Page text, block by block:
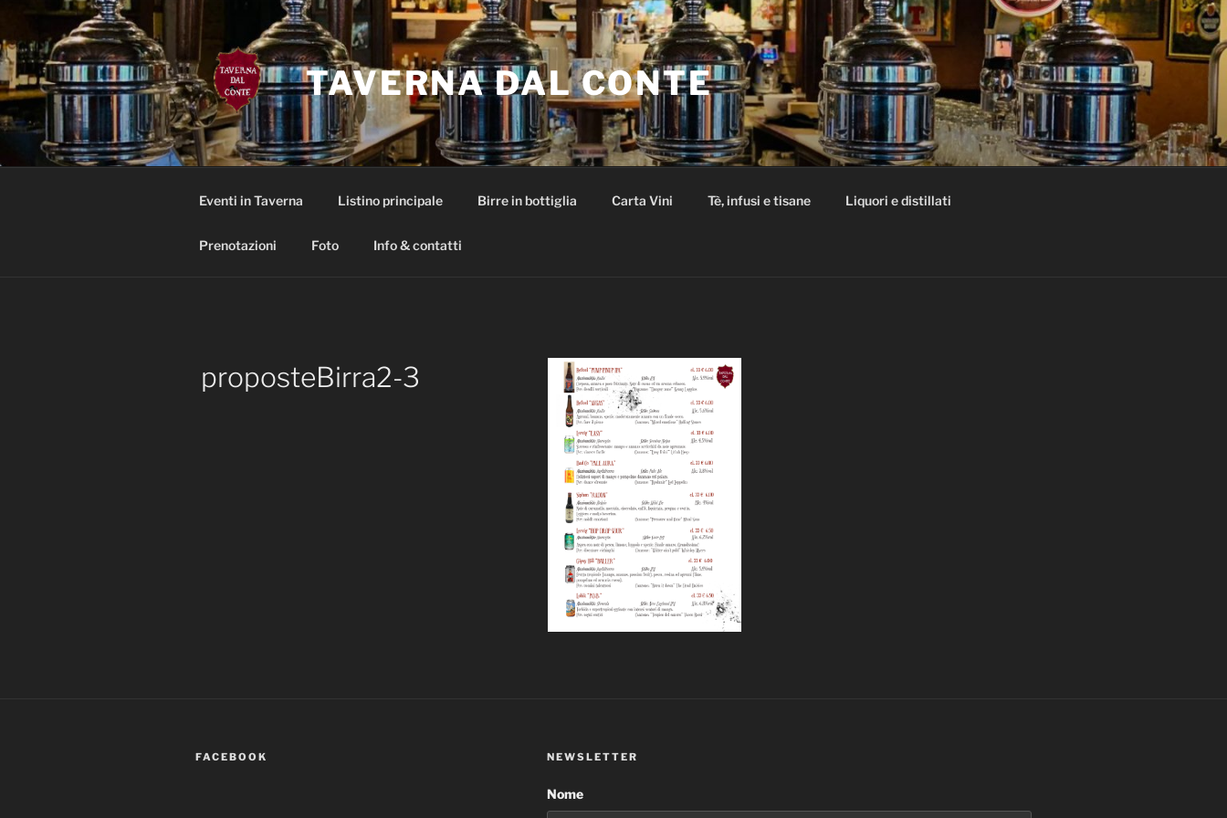
contenuto
TAVERNA DAL CONTE
Eventi in Taverna Listino principale Birre in bottiglia Carta Vini Tè, infusi e tisane Liquori e distillati
Prenotazioni Foto Info & contatti
proposteBirra2-3
FACEBOOK NEWSLETTER
Nome